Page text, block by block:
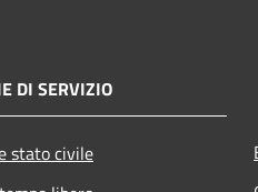
DI SERVIZIO
stato civile